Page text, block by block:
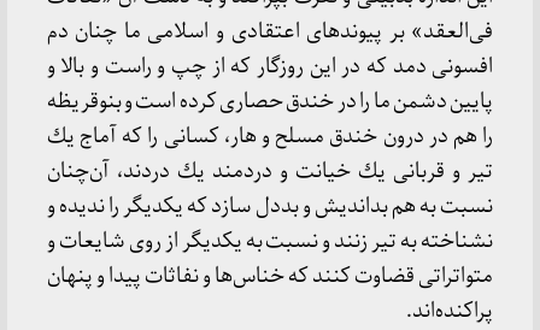
فی‌العقد» بر پیوندهای اعتقادی و اسلامی ما چنان دم
افسونی دمد كه در این روزگار كه از چپ و راست و بالا و
پایین دشمن ما را در خندق حصاری كرده است و بنو‌قریظه
را هم در درون خندق مسلح و هار، كسانی را كه آماج یك
تیر و قربانی یك خیانت و دردمند یك دردند، آن‌چنان
نسبت به هم بداندیش و بددل سازد كه یكدیگر را ندیده و
نشناخته به تیر زنند و نسبت به یكدیگر از روی شایعات و
متواتراتی قضاوت كنند كه خناس‌ها و نفاثات پیدا و پنهان
پراكنده‌اند.